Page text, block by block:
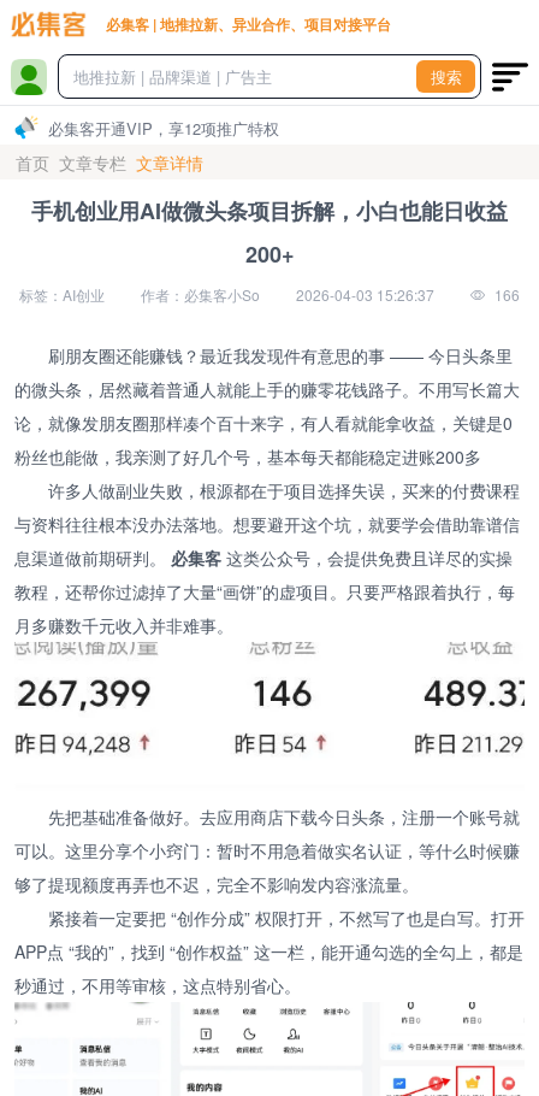
必集客 | 地推拉新、异业合作、项目对接平台
搜索
必集客开通VIP，享12项推广特权
首页 文章专栏 文章详情
手机创业用AI做微头条项目拆解，小白也能日收益
200+
标签：AI创业 作者：必集客小So 2026-04-03 15:26:37 166
刷朋友圈还能赚钱？最近我发现件有意思的事 —— 今日头条里
的微头条，居然藏着普通人就能上手的赚零花钱路子。不用写长篇大
论，就像发朋友圈那样凑个百十来字，有人看就能拿收益，关键是0
粉丝也能做，我亲测了好几个号，基本每天都能稳定进账200多
许多人做副业失败，根源都在于项目选择失误，买来的付费课程
与资料往往根本没办法落地。想要避开这个坑，就要学会借助靠谱信
息渠道做前期研判。 必集客 这类公众号，会提供免费且详尽的实操
教程，还帮你过滤掉了大量“画饼”的虚项目。只要严格跟着执行，每
月多赚数千元收入并非难事。
先把基础准备做好。去应用商店下载今日头条，注册一个账号就
可以。这里分享个小窍门：暂时不用急着做实名认证，等什么时候赚
够了提现额度再弄也不迟，完全不影响发内容涨流量。
紧接着一定要把 “创作分成” 权限打开，不然写了也是白写。打开
APP点 “我的”，找到 “创作权益” 这一栏，能开通勾选的全勾上，都是
秒通过，不用等审核，这点特别省心。